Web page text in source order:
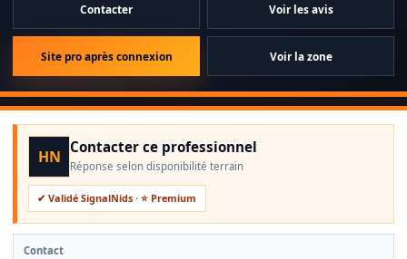
Contacter Voir les avis
Site pro après connexion Voir la zone
HN Contacter ce professionnel
Réponse selon disponibilité terrain
✔ Validé SignalNids · ⭐ Premium
Contact